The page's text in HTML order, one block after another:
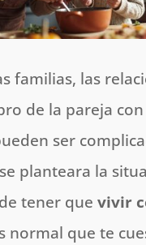
familias, las
de la pareja con
ser
planteara la
tener que vivir
normal que te